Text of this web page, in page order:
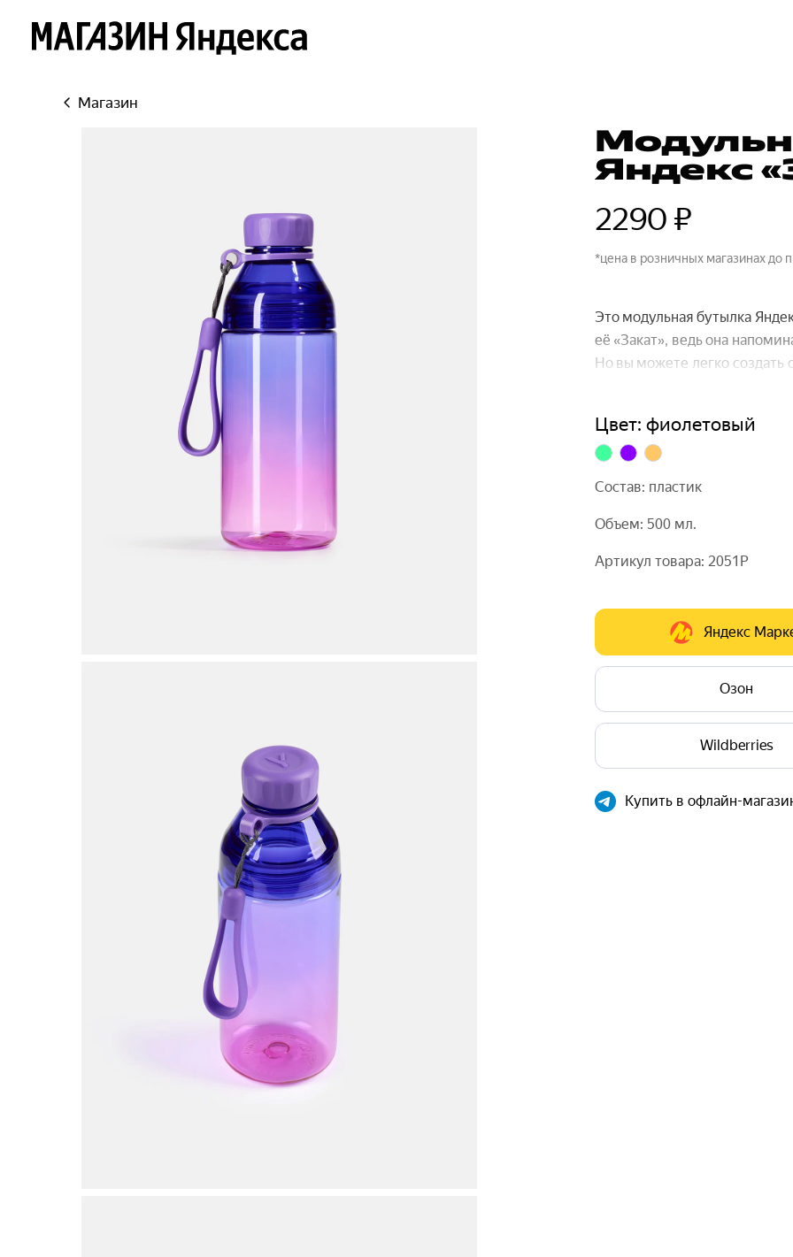
Яндекс
Магазин
Яндекс
2290 ₽
*цена в розничных магазинах до
Это модульная бутылка
её «Закат», ведь она
Но вы можете легко
В нижнюю часть удобно
напитки. И добавлять
в горлышке ничего не
• Экологичный пластик
• Сито в горлышке
• Силиконовая ручка
Цвет: фиолетовый
Состав: пластик
Объем: 500 мл.
Артикул товара: 2051P
Яндекс
Озон
Wildberries
Купить в офлайн-